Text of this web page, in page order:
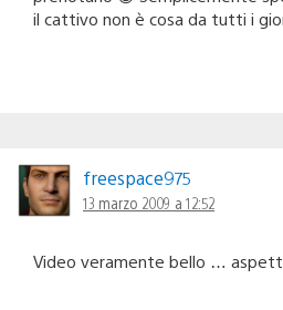
il cattivo non è cosa da tutti i
freespace975
13 marzo 2009 a 12:52
Video veramente bello …